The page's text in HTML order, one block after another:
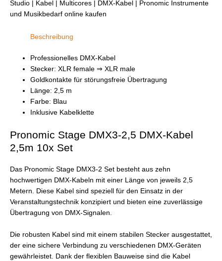
Studio | Kabel | Multicores | DMX-Kabel | Pronomic Instrumente
und Musikbedarf online kaufen
Beschreibung
Professionelles DMX-Kabel
Stecker: XLR female ⇒ XLR male
Goldkontakte für störungsfreie Übertragung
Länge: 2,5 m
Farbe: Blau
Inklusive Kabelklette
Pronomic Stage DMX3-2,5 DMX-Kabel
2,5m 10x Set
Das Pronomic Stage DMX3-2 Set besteht aus zehn
hochwertigen DMX-Kabeln mit einer Länge von jeweils 2,5
Metern. Diese Kabel sind speziell für den Einsatz in der
Veranstaltungstechnik konzipiert und bieten eine zuverlässige
Übertragung von DMX-Signalen.
Die robusten Kabel sind mit einem stabilen Stecker ausgestattet,
der eine sichere Verbindung zu verschiedenen DMX-Geräten
gewährleistet. Dank der flexiblen Bauweise sind die Kabel